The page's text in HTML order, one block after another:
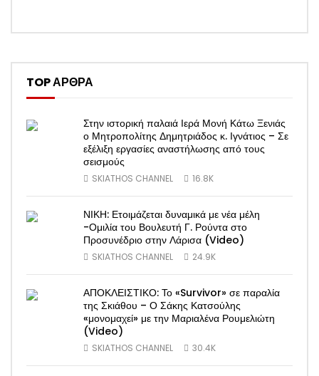
TOP ΑΡΘΡΑ
Στην ιστορική παλαιά Ιερά Μονή Κάτω Ξενιάς
ο Μητροπολίτης Δημητριάδος κ. Ιγνάτιος – Σε
εξέλιξη εργασίες αναστήλωσης από τους
σεισμούς
SKIATHOS CHANNEL 16.8K
ΝΙΚΗ: Ετοιμάζεται δυναμικά με νέα μέλη
-Ομιλία του Βουλευτή Γ. Ρούντα στο
Προσυνέδριο στην Λάρισα (Video)
SKIATHOS CHANNEL 24.9K
ΑΠΟΚΛΕΙΣΤΙΚΟ: Το «Survivor» σε παραλία
της Σκιάθου – Ο Σάκης Κατσούλης
«μονομαχεί» με την Μαριαλένα Ρουμελιώτη
(Video)
SKIATHOS CHANNEL 30.4K